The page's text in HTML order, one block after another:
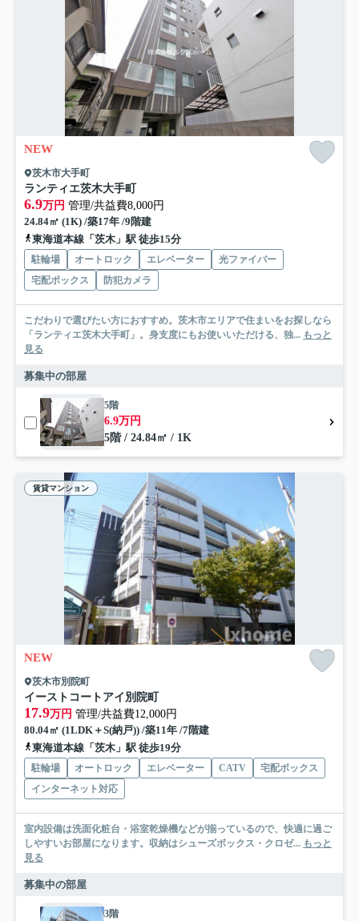
NEW
茨木市大手町
ランティエ茨木大手町
6.9万円 管理/共益費8,000円
24.84㎡ (1K) /築17年 /9階建
東海道本線「茨木」駅 徒歩15分
駐輪場 オートロック エレベーター
光ファイバー
宅配ボックス
防犯カメラ
こだわりで選びたい方におすすめ。茨木市エリアで住まいをお探しなら
「ランティエ茨木大手町」。身支度にもお使いいただける、独... もっと
見る
募集中の部屋
5階
6.9万円
5階 / 24.84㎡ / 1K
賃貸マンション
NEW
茨木市別院町
イーストコートアイ別院町
17.9万円 管理/共益費12,000円
80.04㎡ (1LDK＋S(納戸)) /築11年 /7階建
東海道本線「茨木」駅 徒歩19分
駐輪場 オートロック エレベーター CATV
宅配ボックス
インターネット対応
室内設備は洗面化粧台・浴室乾燥機などが揃っているので、快適に過ご
しやすいお部屋になります。収納はシューズボックス・クロゼ... もっと
見る
募集中の部屋
3階